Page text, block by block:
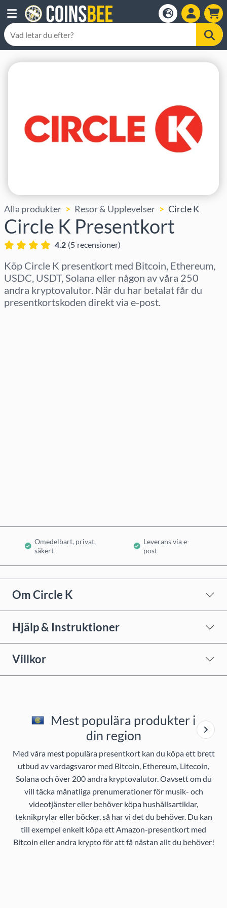
Alla produkter Resor & Upplevelser Circle K
Circle K Presentkort
4.2 (5 recensioner)
Köp Circle K presentkort med Bitcoin, Ethereum,
USDC, USDT, Solana eller någon av våra 250
andra kryptovalutor. När du har betalat får du
presentkortskoden direkt via e-post.
Omedelbart, privat,
säkert
Leverans via e-
post
Om Circle K
Hjälp & Instruktioner
Villkor
Mest populära produkter i
din region
Med våra mest populära presentkort kan du köpa ett brett
utbud av vardagsvaror med Bitcoin, Ethereum, Litecoin,
Solana och över 200 andra kryptovalutor. Oavsett om du
vill täcka månatliga prenumerationer för musik- och
videotjänster eller behöver köpa hushållsartiklar,
teknikprylar eller böcker, så har vi det du behöver. Du kan
till exempel enkelt köpa ett Amazon-presentkort med
Bitcoin eller andra krypto för att få nästan allt du behöver!